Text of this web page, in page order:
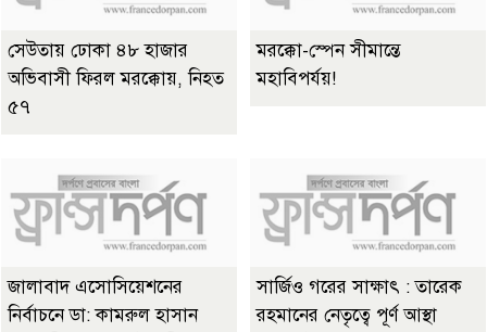
সেউতায় ঢোকা ৪৮ হাজার
অভিবাসী ফিরল মরক্কোয়, নিহত
৫৭
মরক্কো-স্পেন সীমান্তে
মহাবিপর্যয়!
জালাবাদ এসোসিয়েশনের
নির্বাচনে ডা: কামরুল হাসান
সার্জিও গরের সাক্ষাৎ : তারেক
রহমানের নেতৃত্বে পূর্ণ আস্থা